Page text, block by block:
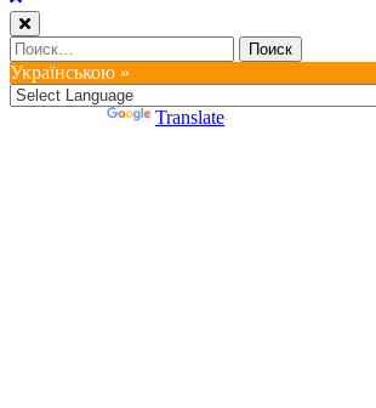
Найти:
Українською »
Translate